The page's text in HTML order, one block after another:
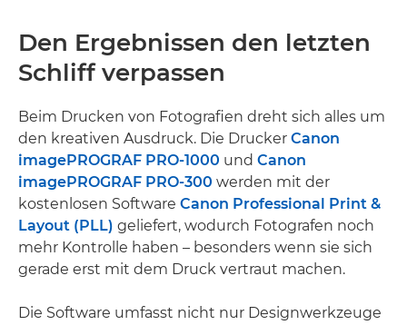
Den Ergebnissen den letzten
Schliff verpassen
Beim Drucken von Fotografien dreht sich alles um
den kreativen Ausdruck. Die Drucker Canon
imagePROGRAF PRO-1000 und Canon
imagePROGRAF PRO-300 werden mit der
kostenlosen Software Canon Professional Print &
Layout (PLL) geliefert, wodurch Fotografen noch
mehr Kontrolle haben – besonders wenn sie sich
gerade erst mit dem Druck vertraut machen.
Die Software umfasst nicht nur Designwerkzeuge